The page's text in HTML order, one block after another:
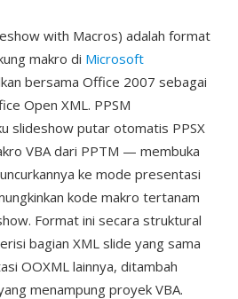
with Macros) adalah format
makro di Microsoft
bersama Office 2007 sebagai
Open XML. PPSM
slideshow putar otomatis PPSX
VBA dari PPTM — membuka
ke mode presentasi
kode makro tertanam
Format ini secara struktural
bagian XML slide yang sama
OOXML lainnya, ditambah
menampung proyek VBA.